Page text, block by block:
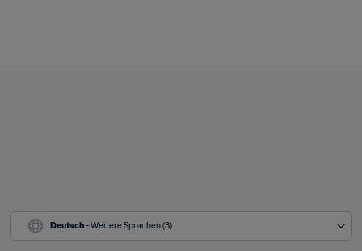
Deutsch - Weitere Sprachen (3)